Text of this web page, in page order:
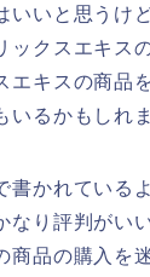
いいと思うけ
ックスエキス
エキスの商品
いるかもしれ
書かれている
なり評判がい
商品の購入を